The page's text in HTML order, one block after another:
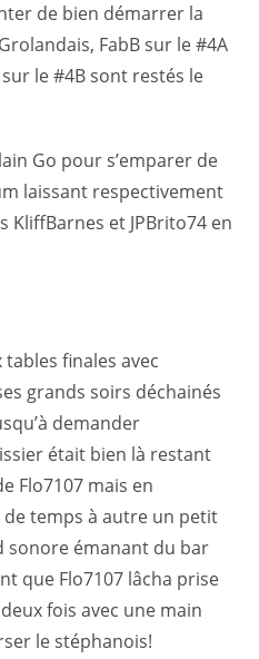
de bien démarrer la
FabB sur le #4A
le #4B sont restés le
Go pour s’emparer de
laissant respectivement
KliffBarnes et JPBrito74 en
finales avec
grands soirs déchainés
demander
était bien là restant
Flo7107 mais en
temps à autre un petit
sonore émanant du bar
que Flo7107 lâcha prise
fois avec une main
le stéphanois!